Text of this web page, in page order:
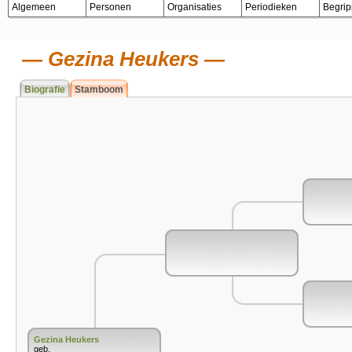
Algemeen Personen Organisaties Periodieken
Gezina Heukers
Biografie Stamboom
Gezina Heukers
geb.